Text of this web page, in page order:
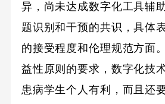
异，尚未达成数字化工具辅
题识别和干预的共识，具体
的接受程度和伦理规范方面
益性原则的要求，数字化技
患病学生个人有利，而且还